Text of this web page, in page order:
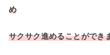
め
サクサク進めることができ